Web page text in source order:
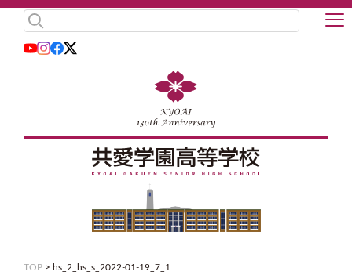
TOP > hs_2_hs_s_2022-01-19_7_1